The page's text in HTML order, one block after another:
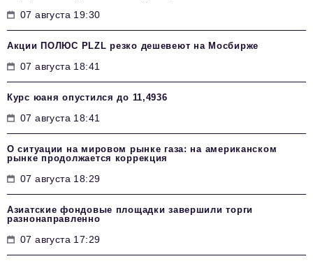
07 августа 19:30
Акции ПОЛЮС PLZL резко дешевеют на Мосбирже
07 августа 18:41
Курс юаня опустился до 11,4936
07 августа 18:41
О ситуации на мировом рынке газа: на американском
рынке продолжается коррекция
07 августа 18:29
Азиатские фондовые площадки завершили торги
разнонаправленно
07 августа 17:29